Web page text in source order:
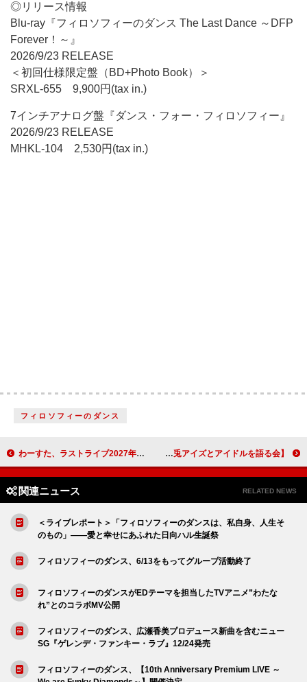
◎リリース情報
Blu-ray『フィロソフィーのダンス The Last Dance ～DFP
Forever！～』
2026/9/23 RELEASE
＜初回仕様限定盤（BD+Photo Book）＞
SRXL-655 9,900円(tax in.)
7インチアナログ盤『ダンス・フォー・フィロソフィー』
2026/9/23 RELEASE
MHKL-104 2,530円(tax in.)
フィロソフィーのダンス
わーすた、ラストライブ2027年2月14日開催決定 【兎アイズとアイドルを語る会】7/20開催決定！ ファンと飲食しながらのクロストークも交えた貴重な交流イベント
関連ニュース RELATED NEWS
＜ライブレポート＞「フィロソフィーのダンスは、私自身、人生そ
のもの」――愛と幸せにあふれた日向ハル生誕祭
フィロソフィーのダンス、6/13をもってグループ活動終了
フィロソフィーのダンスがEDテーマを担当したTVアニメ”わたな
れ”とのコラボMV公開
フィロソフィーのダンス、広瀬香美プロデュース新曲を含むニュー
SG『ゲレンデ・ファンキー・ラブ』12/24発売
フィロソフィーのダンス、【10th Anniversary Premium LIVE ～